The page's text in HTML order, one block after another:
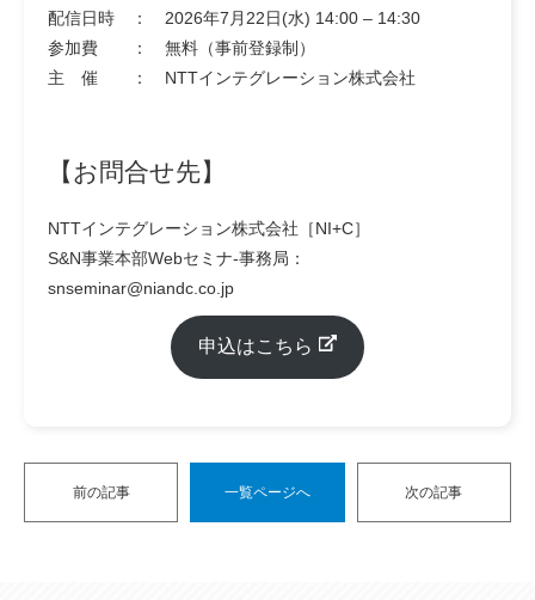
配信日時 ： 2026年7月22日(水) 14:00 – 14:30
参加費 ： 無料（事前登録制）
主 催 ： NTTインテグレーション株式会社
【お問合せ先】
NTTインテグレーション株式会社［NI+C］
S&N事業本部Webセミナ-事務局：
snseminar@niandc.co.jp
申込はこちら
前の記事 一覧ページへ 次の記事